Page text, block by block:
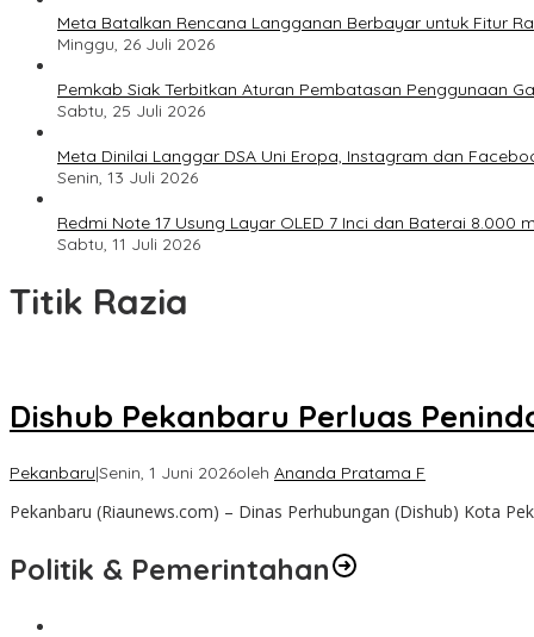
Meta Batalkan Rencana Langganan Berbayar untuk Fitur
Minggu, 26 Juli 2026
Pemkab Siak Terbitkan Aturan Pembatasan Penggunaan
Sabtu, 25 Juli 2026
Meta Dinilai Langgar DSA Uni Eropa, Instagram dan
Senin, 13 Juli 2026
Redmi Note 17 Usung Layar OLED 7 Inci dan Baterai 8.000
Sabtu, 11 Juli 2026
Titik Razia
Dishub Pekanbaru Perluas
Pekanbaru|Senin, 1 Juni 2026oleh Ananda Pratama F
Pekanbaru (Riaunews.com) – Dinas Perhubungan (Dishub) Kota
Politik & Pemerintahan